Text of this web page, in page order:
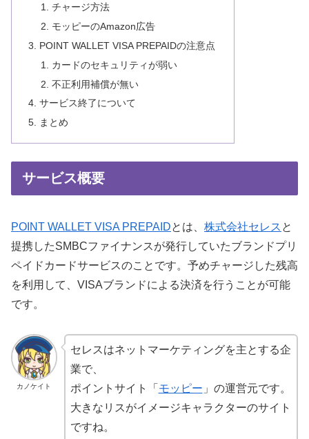
チャージ方法
モッピーのAmazon広告
POINT WALLET VISA PREPAIDの注意点
カードのセキュリティが弱い
不正利用補償が無い
サービス終了について
まとめ
サービス概要
POINT WALLET VISA PREPAIDとは、 株式会社セレス と
提携したSMBCファイナンスが発行していたブランドプリ
ペイドカードサービスのことです。予めチャージした残高
を利用して、VISAブランドによる決済を行うことが可能
です。
カノケイト
セレスはネットマーケティングを主とする企
業で、
ポイントサイト「 モッピー 」の運営元です。
大きなリスがイメージキャラクターのサイト
ですね。